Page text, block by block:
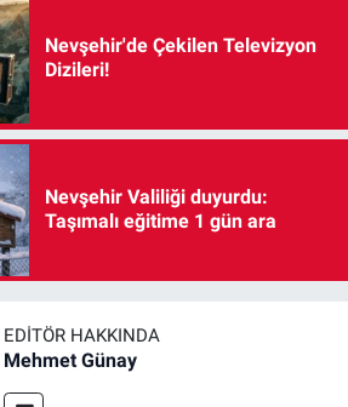
Nevşehir'de Çekilen Televizyon
Dizileri!
Nevşehir Valiliği duyurdu:
Taşımalı eğitime 1 gün ara
EDITÖR HAKKINDA
Mehmet Günay